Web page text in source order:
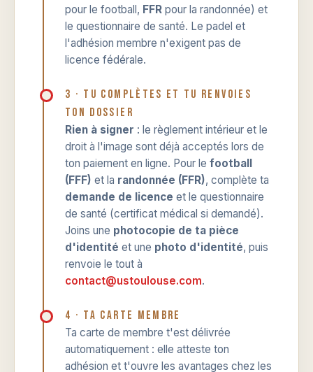
pour le football, FFR pour la randonnée) et
le questionnaire de santé. Le padel et
l'adhésion membre n'exigent pas de
licence fédérale.
3 · Tu complètes et tu renvoies
ton dossier
Rien à signer : le règlement intérieur et le
droit à l'image sont déjà acceptés lors de
ton paiement en ligne. Pour le football
(FFF) et la randonnée (FFR), complète ta
demande de licence et le questionnaire
de santé (certificat médical si demandé).
Joins une photocopie de ta pièce
d'identité et une photo d'identité, puis
renvoie le tout à
contact@ustoulouse.com.
4 · Ta carte membre
Ta carte de membre t'est délivrée
automatiquement : elle atteste ton
adhésion et t'ouvre les avantages chez les